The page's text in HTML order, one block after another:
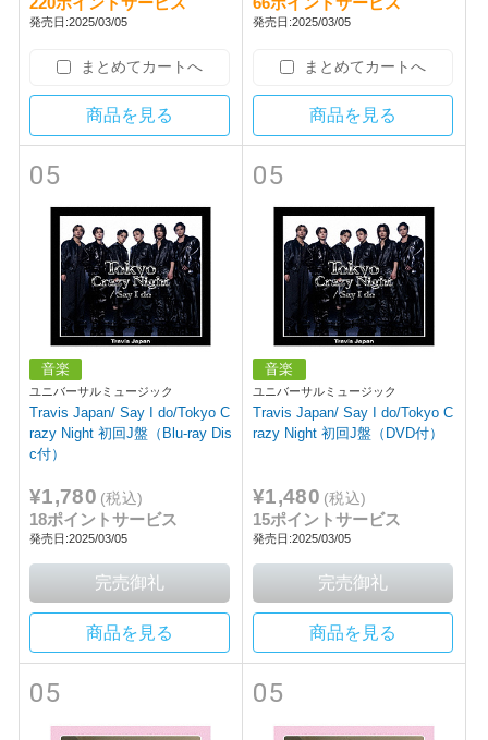
発売日:2025/03/05
まとめてカートへ
商品を見る
発売日:2025/03/05
まとめてカートへ
商品を見る
05
音楽
ユニバーサルミュージック
Travis Japan/ Say I do/Tokyo C
razy Night 初回J盤（Blu-ray Dis
c付）
¥1,780 (税込)
18ポイントサービス
発売日:2025/03/05
商品を見る
05
音楽
ユニバーサルミュージック
Travis Japan/ Say I do/Tokyo C
razy Night 初回J盤（DVD付）
¥1,480 (税込)
15ポイントサービス
発売日:2025/03/05
商品を見る
05 05